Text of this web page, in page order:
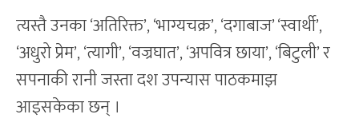
त्यस्तै उनका ‘अतिरिक्त’, ‘भाग्यचक्र’, ‘दगाबाज’ ‘स्वार्थी’,
‘अधुरो प्रेम’, ‘त्यागी’, ‘वज्रघात’, ‘अपवित्र छाया’, ‘बिटुली’ र
सपनाकी रानी जस्ता दश उपन्यास पाठकमाझ
आइसकेका छन् ।